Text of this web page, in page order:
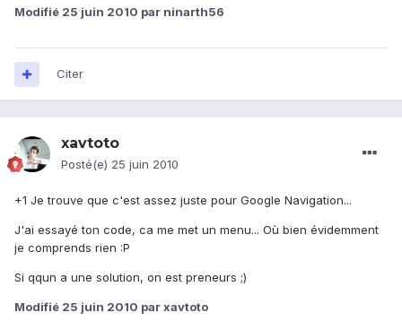
Modifié 25 juin 2010 par ninarth56
Citer
xavtoto
Posté(e) 25 juin 2010
+1 Je trouve que c'est assez juste pour Google Navigation...
J'ai essayé ton code, ca me met un menu... Où bien évidemment
je comprends rien :P
Si qqun a une solution, on est preneurs ;)
Modifié 25 juin 2010 par xavtoto